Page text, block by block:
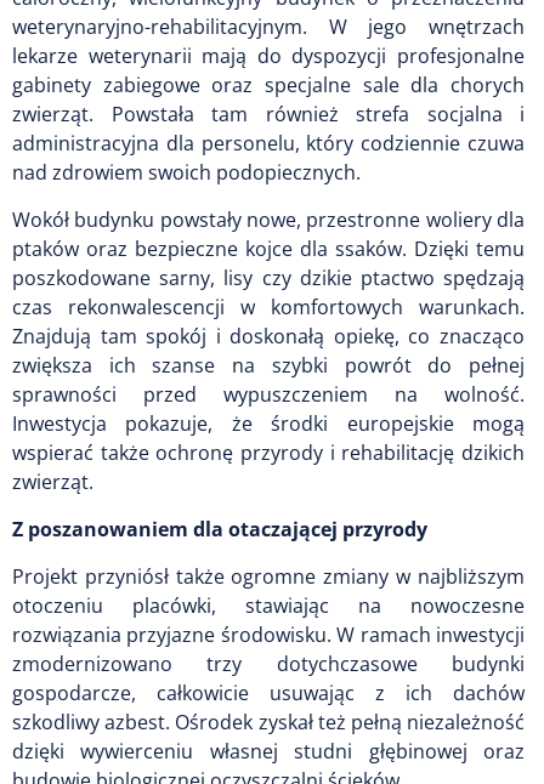
weterynaryjno-rehabilitacyjnym. W jego wnętrzach
lekarze weterynarii mają do dyspozycji profesjonalne
gabinety zabiegowe oraz specjalne sale dla chorych
zwierząt. Powstała tam również strefa socjalna i
administracyjna dla personelu, który codziennie czuwa
nad zdrowiem swoich podopiecznych.
Wokół budynku powstały nowe, przestronne woliery dla
ptaków oraz bezpieczne kojce dla ssaków. Dzięki temu
poszkodowane sarny, lisy czy dzikie ptactwo spędzają
czas rekonwalescencji w komfortowych warunkach.
Znajdują tam spokój i doskonałą opiekę, co znacząco
zwiększa ich szanse na szybki powrót do pełnej
sprawności przed wypuszczeniem na wolność.
Inwestycja pokazuje, że środki europejskie mogą
wspierać także ochronę przyrody i rehabilitację dzikich
zwierząt.
Z poszanowaniem dla otaczającej przyrody
Projekt przyniósł także ogromne zmiany w najbliższym
otoczeniu placówki, stawiając na nowoczesne
rozwiązania przyjazne środowisku. W ramach inwestycji
zmodernizowano trzy dotychczasowe budynki
gospodarcze, całkowicie usuwając z ich dachów
szkodliwy azbest. Ośrodek zyskał też pełną niezależność
dzięki wywierceniu własnej studni głębinowej oraz